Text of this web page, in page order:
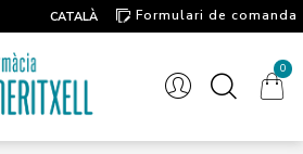
CATALÀ
Formulari de comanda
0